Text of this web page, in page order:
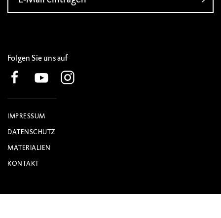
Folgen Sie uns auf
IMPRESSUM
DATENSCHUTZ
MATERIALIEN
KONTAKT